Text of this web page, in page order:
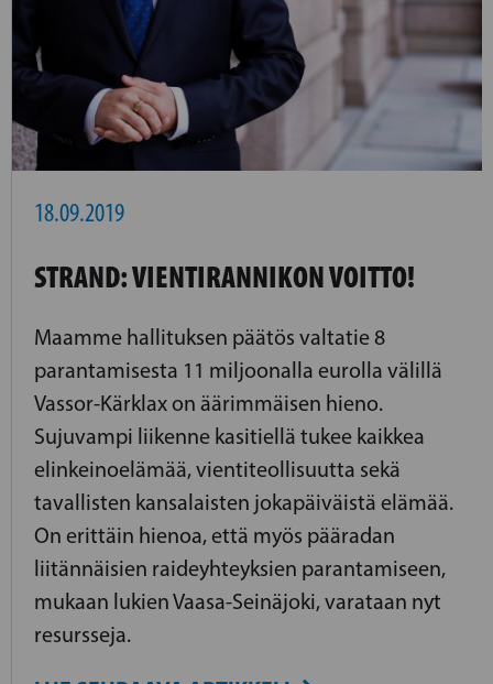
18.09.2019
STRAND: VIENTIRANNIKON VOITTO!
Maamme hallituksen päätös valtatie 8
parantamisesta 11 miljoonalla eurolla välillä
Vassor-Kärklax on äärimmäisen hieno.
Sujuvampi liikenne kasitiellä tukee kaikkea
elinkeinoelämää, vientiteollisuutta sekä
tavallisten kansalaisten jokapäiväistä elämää.
On erittäin hienoa, että myös pääradan
liitännäisien raideyhteyksien parantamiseen,
mukaan lukien Vaasa-Seinäjoki, varataan nyt
resursseja.